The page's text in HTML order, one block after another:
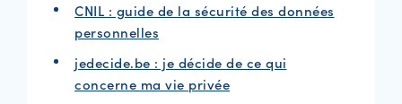
CNIL : guide de la sécurité des données
personnelles
jedecide.be : je décide de ce qui
concerne ma vie privée